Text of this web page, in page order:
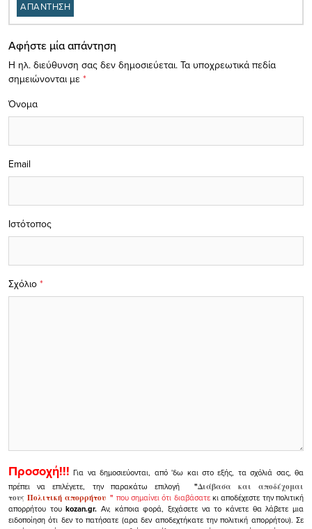
ΑΠΑΝΤΗΣΗ
Αφήστε μία απάντηση
Η ηλ. διεύθυνση σας δεν δημοσιεύεται. Τα υποχρεωτικά πεδία
σημειώνονται με *
Σχόλιο *
Όνομα
Email
Ιστότοπος
Προσοχή!!! Για να δημοσιεύονται, από 'δω και στο εξής, τα σχόλιά σας, θα
πρέπει να επιλέγετε, την παρακάτω επιλογή
"Διάβασα και αποδέχομαι
τουςΠολιτική απορρήτου" που σημαίνει ότι διαβάσατεκι αποδέχεστε την πολιτική
απορρήτου τουkozan.gr. Αν, κάποια φορά, ξεχάσετε να το κάνετε θα λάβετε μια
ειδοποίηση ότι δεν το πατήσατε (αρα δεν αποδεχτήκατε την πολιτική απορρήτου). Σε